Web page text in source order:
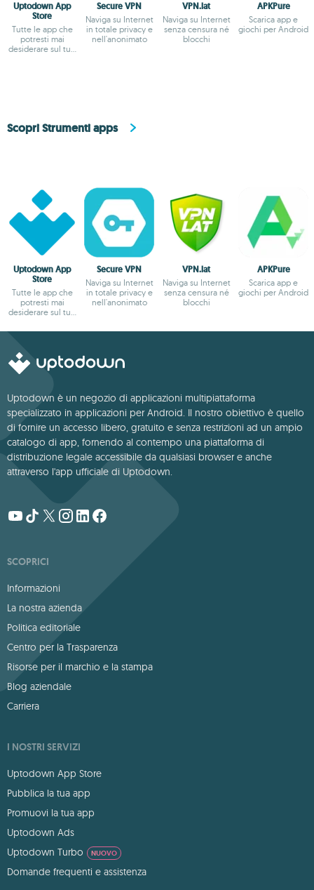
Uptodown App
Store
Tutte le app che
potresti mai
desiderare sul tuo
Secure VPN
Naviga su Internet
in totale privacy e
nell'anonimato
VPN.lat
Naviga su Internet
senza censura né
blocchi
APKPure
Scarica app e
giochi per Android
Scopri Strumenti apps
Uptodown App
Store
Tutte le app che
potresti mai
desiderare sul tuo
Secure VPN
Naviga su Internet
in totale privacy e
nell'anonimato
VPN.lat
Naviga su Internet
senza censura né
blocchi
APKPure
Scarica app e
giochi per Android
Uptodown è un negozio di applicazioni multipiattaforma
specializzato in applicazioni per Android. Il nostro obiettivo è quello
di fornire un accesso libero, gratuito e senza restrizioni ad un ampio
catalogo di app, fornendo al contempo una piattaforma di
distribuzione legale accessibile da qualsiasi browser e anche
attraverso l'app ufficiale di Uptodown.
SCOPRICI
Informazioni
La nostra azienda
Politica editoriale
Centro per la Trasparenza
Risorse per il marchio e la stampa
Blog aziendale
Carriera
I NOSTRI SERVIZI
Uptodown App Store
Pubblica la tua app
Promuovi la tua app
Uptodown Ads
Uptodown Turbo
NUOVO
Domande frequenti e assistenza